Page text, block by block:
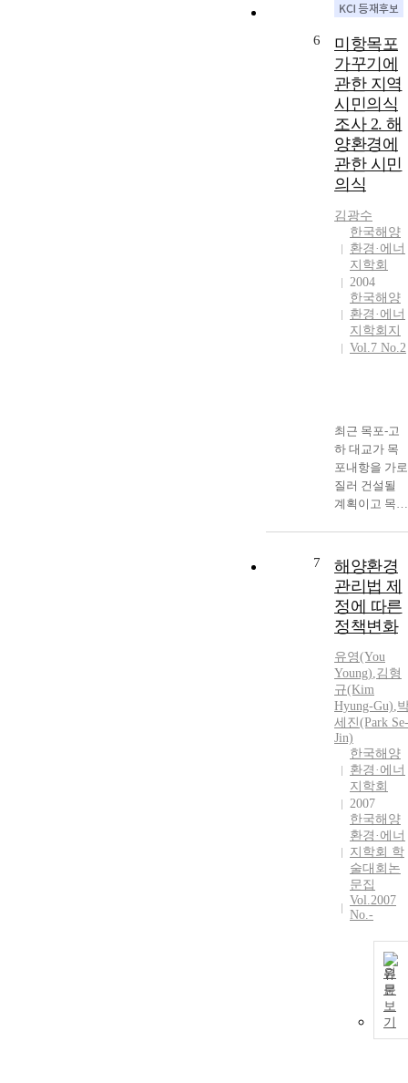
6
미항목포
가꾸기에
관한 지역
시민의식
조사 2. 해
양환경에
관한 시민
의식
김광수
한국해양
환경·에너
지학회
2004
한국해양
환경·에너
지학회지
Vol.7 No.2
최근 목포-고
하 대교가 목
포내항을 가로
질러 건설될
계획이고 목포
설중이다. 목
포항의 모 습
을 자연경관과
해양환경에 어
울리도록 아름
답게 조성하기
위하여 미항목
포가꾸기 운동
에 대한 시민
의 관심과 참
여가 필요하
다. 지역시민
여론에 관한
설문조사를 통
하여 연안해양
환경에 관한
시민의식 수준
을 확인하였으
며, 설문 조사
결과에 기초하
여 목포항과
그 주변해역의
해양환경보전
방안를 제시하
였다. 해양폐
기물 발생제어
에 관한 지역
7
해양환경
관리법 제
정에 따른
정책변화
유영(You
Young),김형
규(Kim
Hyung-Gu),
세진(Park Se-
Jin)
한국해양
환경·에너
지학회
2007
한국해양
환경·에너
지학회 학
술대회논
문집
Vol.2007
No.-
원
문
보
기